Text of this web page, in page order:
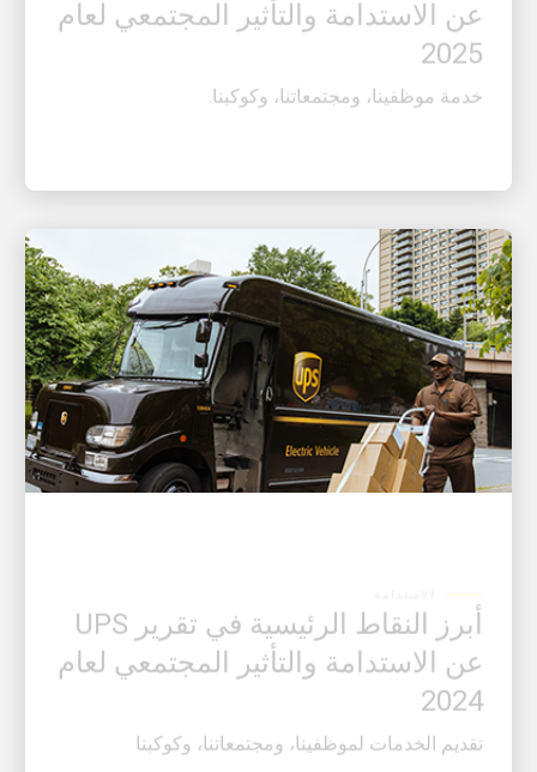
2025
خدمة موظفينا، ومجتمعاتنا، وكوكبنا.
عن الاستدامة والتأثير المجتمعي لعام
2024
تقديم الخدمات لموظفينا، ومجتمعاتنا، وكوكبنا